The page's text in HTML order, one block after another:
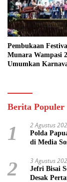
Pembukaan
Munara Wampasi
Umumkan
Berita Populer
1 2 Agustus
Polda
di Media
2 3 Agustus
Jefri Bisai
Desak